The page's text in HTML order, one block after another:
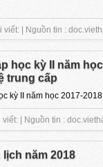
| Nguồn tin :
học kỳ II năm
trung cấp
kỳ II năm học 2017-
| Nguồn tin :
năm 2018